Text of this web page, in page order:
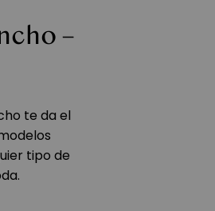
–
te da el
tipo de